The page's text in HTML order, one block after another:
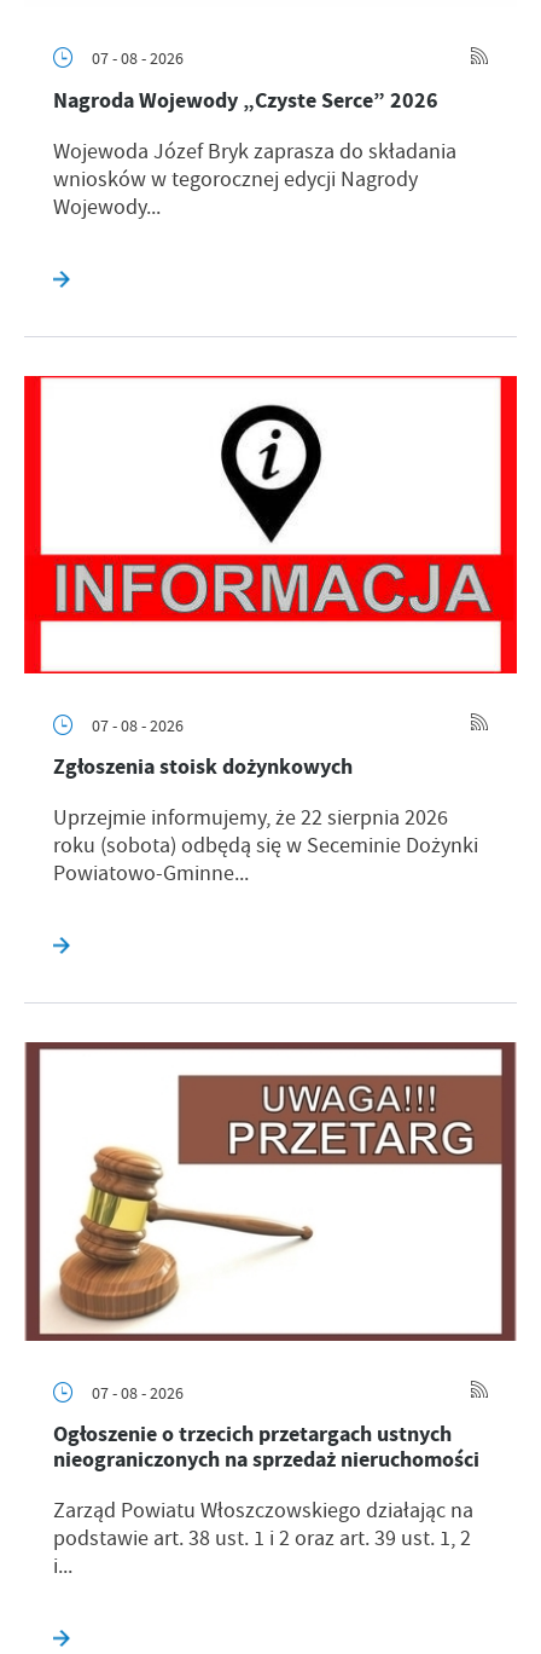
07 - 08 - 2026
Nagroda Wojewody „Czyste Serce” 2026
Wojewoda Józef Bryk zaprasza do składania
wniosków w tegorocznej edycji Nagrody
Wojewody...
07 - 08 - 2026
Zgłoszenia stoisk dożynkowych
Uprzejmie informujemy, że 22 sierpnia 2026
roku (sobota) odbędą się w Seceminie Dożynki
Powiatowo-Gminne...
07 - 08 - 2026
Ogłoszenie o trzecich przetargach ustnych
nieograniczonych na sprzedaż nieruchomości
Zarząd Powiatu Włoszczowskiego działając na
podstawie art. 38 ust. 1 i 2 oraz art. 39 ust. 1, 2
i...